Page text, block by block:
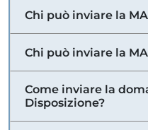
Chi può inviare la
Chi può inviare la
Come inviare la
Disposizione?